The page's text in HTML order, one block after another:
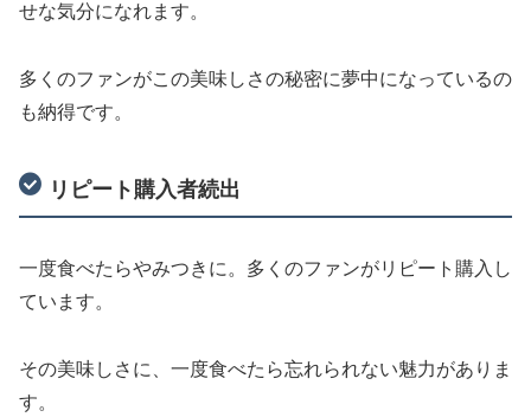
せな気分になれます。
多くのファンがこの美味しさの秘密に夢中になっているの
も納得です。
リピート購入者続出
一度食べたらやみつきに。多くのファンがリピート購入し
ています。
その美味しさに、一度食べたら忘れられない魅力がありま
す。